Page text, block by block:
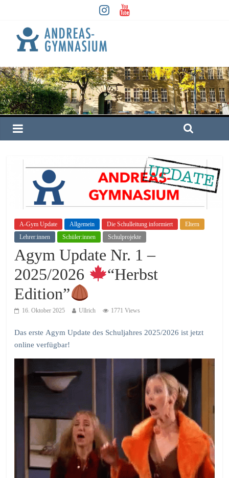
A-Gym Update Allgemein Die Schulleitung informiert
Eltern
Lehrer:innen
Schüler:innen Schulprojekte
Agym Update Nr. 1 –
2025/2026
“Herbst
Edition”
16. Oktober 2025 Ullrich 1771 Views
Das erste Agym Update des Schuljahres 2025/2026 ist jetzt
online verfügbar!